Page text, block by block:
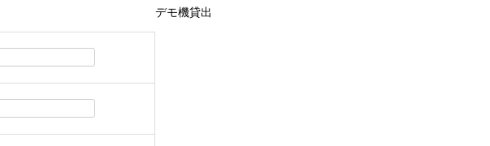
デモ機貸出